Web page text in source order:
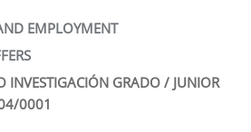
EMPLOYMENT
INVESTIGACIÓN GRADO / JUNIOR
0001